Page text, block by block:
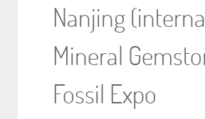
Nanjing
Mineral
Fossil Expo